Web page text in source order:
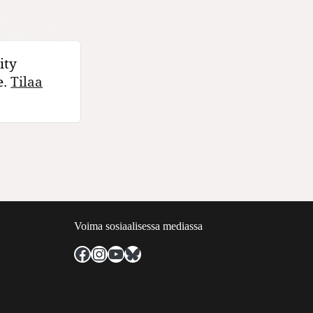
Tilaa
Voima sosiaalisessa mediassa
Facebook
Instagram
YouTube
Bluesky